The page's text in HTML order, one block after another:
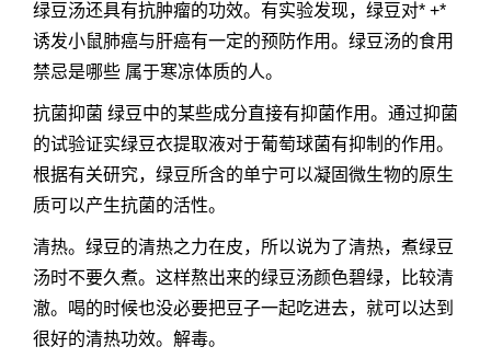
绿豆汤还具有抗肿瘤的功效。有实验发现，绿豆对* +*
诱发小鼠肺癌与肝癌有一定的预防作用。绿豆汤的食用
禁忌是哪些 属于寒凉体质的人。
抗菌抑菌 绿豆中的某些成分直接有抑菌作用。通过抑菌
的试验证实绿豆衣提取液对于葡萄球菌有抑制的作用。
根据有关研究，绿豆所含的单宁可以凝固微生物的原生
质可以产生抗菌的活性。
清热。绿豆的清热之力在皮，所以说为了清热，煮绿豆
汤时不要久煮。这样熬出来的绿豆汤颜色碧绿，比较清
澈。喝的时候也没必要把豆子一起吃进去，就可以达到
很好的清热功效。解毒。